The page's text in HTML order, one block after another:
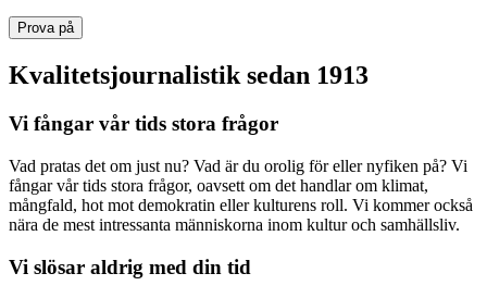
Prova på
Kvalitetsjournalistik sedan 1913
Vi fångar vår tids stora frågor
Vad pratas det om just nu? Vad är du orolig för eller nyfiken på? Vi
fångar vår tids stora frågor, oavsett om det handlar om klimat,
mångfald, hot mot demokratin eller kulturens roll. Vi kommer också
nära de mest intressanta människorna inom kultur och samhällsliv.
Vi slösar aldrig med din tid